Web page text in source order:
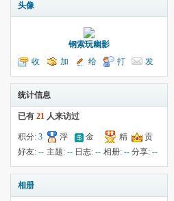
头像
钢索玩幽影
收
听TA
加
为好友
给
我留言
打
个招呼
发
送消息
统计信息
已有 21 人来访过
积分: 3
浮
云:190
金
钱:1
精
华:--
贡
献:--
好友: -- 主题: -- 日志:-- 相册: -- 分享:--
相册